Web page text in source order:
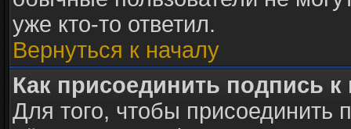
уже кто-то ответил.
Вернуться к началу
Как присоединить подпись
Для того, чтобы присоединить